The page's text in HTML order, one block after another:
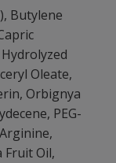
Butylene
Oleate,
Orbignya
PEG-
Fruit Oil,